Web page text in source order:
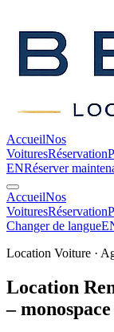
AccueilNos
VoituresRéservation
ENRéserver
AccueilNos
VoituresRéservation
Changer de langue
Location Voiture ·
Location
–